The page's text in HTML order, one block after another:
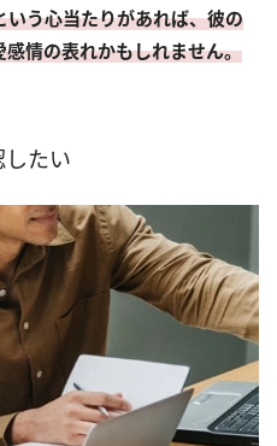
う心当たりがあれば、彼の
情の表れかもしれません。
したい